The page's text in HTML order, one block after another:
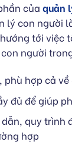
củaquản
lý con
tới việc
người
phù hợp cả
đủ để giúp
quy trình
hợp